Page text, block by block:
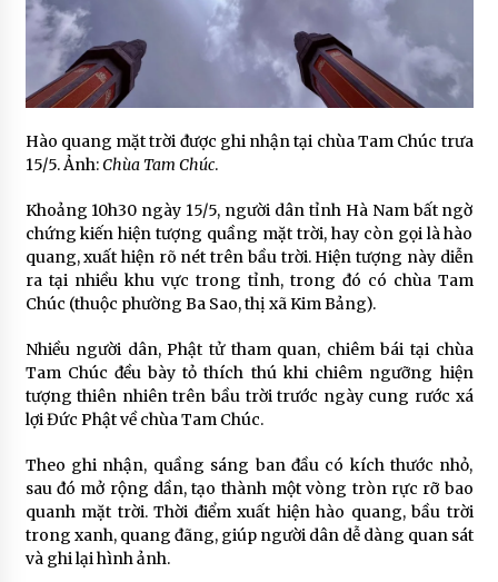
Hào quang mặt trời được ghi nhận tại chùa Tam Chúc trưa
15/5. Ảnh:Chùa Tam Chúc.
Khoảng 10h30 ngày 15/5, người dân tỉnh Hà Nam bất ngờ
chứng kiến hiện tượng quầng mặt trời, hay còn gọi là hào
quang, xuất hiện rõ nét trên bầu trời. Hiện tượng này diễn
ra tại nhiều khu vực trong tỉnh, trong đó có chùa Tam
Chúc (thuộc phường Ba Sao, thị xã Kim Bảng).
Nhiều người dân, Phật tử tham quan, chiêm bái tại chùa
Tam Chúc đều bày tỏ thích thú khi chiêm ngưỡng hiện
tượng thiên nhiên trên bầu trời trước ngày cung rước xá
lợi Đức Phật về chùa Tam Chúc.
Theo ghi nhận, quầng sáng ban đầu có kích thước nhỏ,
sau đó mở rộng dần, tạo thành một vòng tròn rực rỡ bao
quanh mặt trời. Thời điểm xuất hiện hào quang, bầu trời
trong xanh, quang đãng, giúp người dân dễ dàng quan sát
và ghi lại hình ảnh.